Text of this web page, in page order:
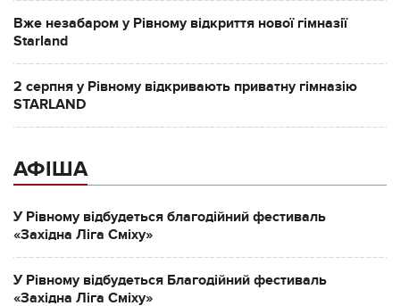
Вже незабаром у Рівному відкриття нової гімназії
Starland
2 серпня у Рівному відкривають приватну гімназію
STARLAND
АФІША
У Рівному відбудеться благодійний фестиваль
«Західна Ліга Сміху»
У Рівному відбудеться Благодійний фестиваль
«Західна Ліга Сміху»